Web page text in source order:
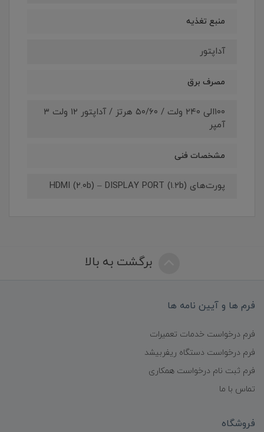
منبع تغذیه
آداپتور
مصرف برق
۱۰۰الی ۲۴۰ ولت / ۵۰/۶۰ هرتز / آداپتور ۱۲ ولت ۳
آمپر
مشخصات فنی
پورت‌های HDMI (۲.۰b) – DISPLAY PORT (۱.۲b)
برگشت به بالا
فرم ها و آیین نامه ها
فرم درخواست خدمات تعمیرات
فرم درخواست دستگاه ریفربیشد
فرم ثبت نام درخواست همکاری
تماس با ما
فروشگاه